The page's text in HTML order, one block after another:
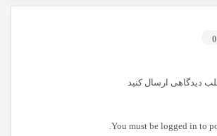
0
دیدگاهی ارسال کنید
You must be logged in to